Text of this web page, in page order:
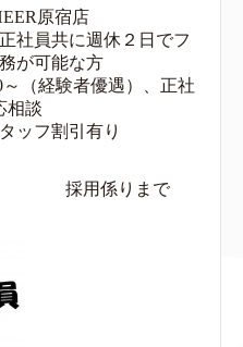
原宿店
社員共に週休２日でフ
が可能な方
（経験者優遇）、正社
相談
ッフ割引有り
採用係りまで